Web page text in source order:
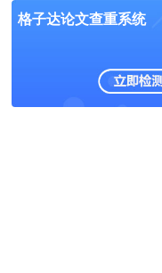
格子达论文查重系统